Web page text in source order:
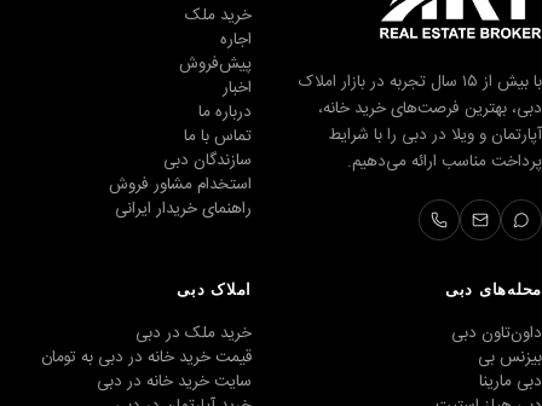
با بیش از ۱۵ سال تجربه در بازار املاک
دبی، بهترین فرصت‌های خرید خانه،
آپارتمان و ویلا در دبی را با شرایط
پرداخت مناسب ارائه می‌دهیم.
خرید ملک
اجاره
پیش‌فروش
اخبار
درباره ما
تماس با ما
سازندگان دبی
استخدام مشاور فروش
راهنمای خریدار ایرانی
محله‌های دبی
داون‌تاون دبی
بیزنس بی
دبی مارینا
املاک دبی
خرید ملک در دبی
قیمت خرید خانه در دبی به تومان
سایت خرید خانه در دبی